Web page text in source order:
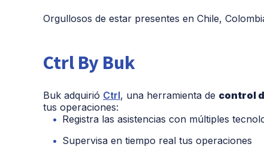
Orgullosos de estar presentes en Chile,
Ctrl By Buk
Buk adquirió Ctrl, una herramienta de control
tus operaciones:
Registra las asistencias con múltiples
Supervisa en tiempo real tus operaciones